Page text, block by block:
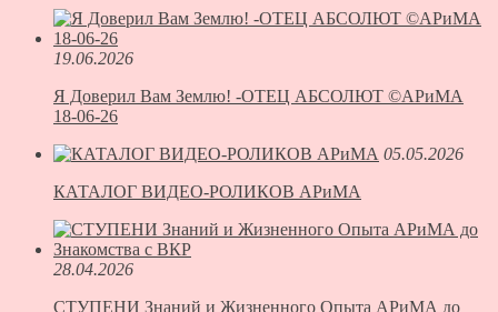
19.06.2026
Я Доверил Вам Землю! -ОТЕЦ АБСОЛЮТ ©АРиМА
18-06-26
05.05.2026
КАТАЛОГ ВИДЕО-РОЛИКОВ АРиМА
28.04.2026
СТУПЕНИ Знаний и Жизненного Опыта АРиМА до